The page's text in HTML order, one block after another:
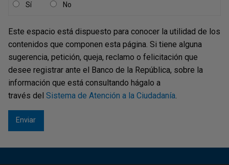
Sí No
Este espacio está dispuesto para conocer la utilidad de los
contenidos que componen esta página. Si tiene alguna
sugerencia, petición, queja, reclamo o felicitación que
desee registrar ante el Banco de la República, sobre la
información que está consultando hágalo a
través del Sistema de Atención a la Ciudadanía.